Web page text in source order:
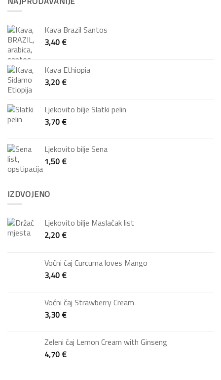
Kava Brazil Santos
3,40€
Kava Ethiopia
3,20€
Ljekovito bilje Slatki pelin
3,70€
Ljekovito bilje Sena
1,50€
IZDVOJENO
Ljekovito bilje Maslačak list
2,20€
Voćni čaj Curcuma loves Mango
3,40€
Voćni čaj Strawberry Cream
3,30€
Zeleni čaj Lemon Cream with Ginseng
4,70€